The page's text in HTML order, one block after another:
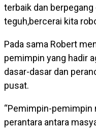
terbaik dan
teguh,bercerai kita
Pada sama Robert
pemimpin yang hadir
dasar-dasar dan
pusat.
“Pemimpin-pemimpin
perantara antara